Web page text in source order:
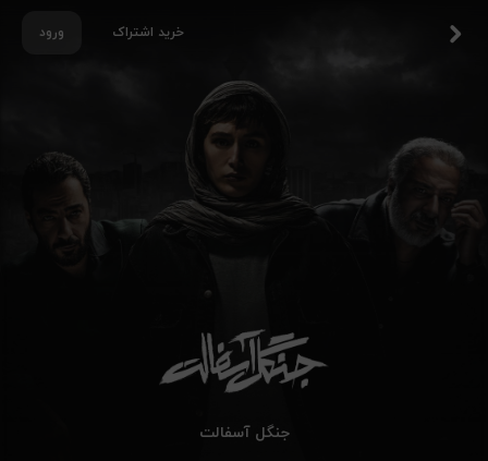
ورود خرید اشتراک
جنگل آسفالت